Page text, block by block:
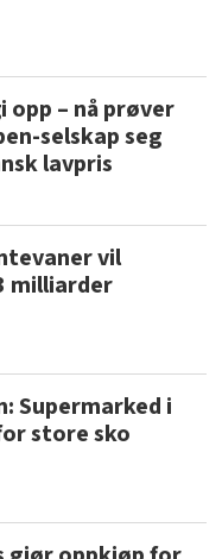
opp – nå prøver
selskap seg
lavpris
vil
milliarder
Supermarked i
store sko